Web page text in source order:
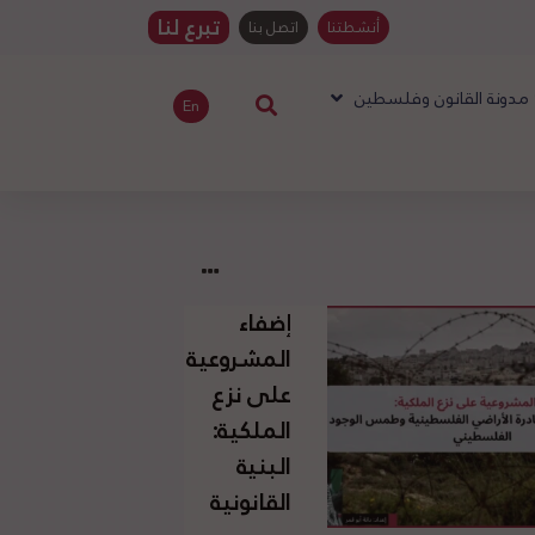
أنشطتنا اتصل بنا تبرع لنا
مدونة القانون وفلسطين En
إضفاء
المشروعية
على نزع
الملكية:
البنية
القانونية